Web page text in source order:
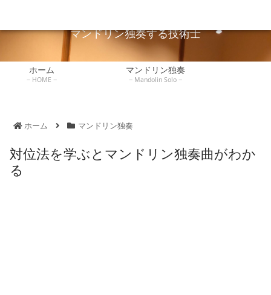
マンドリン独奏する技術士
ホーム
HOME
マンドリン独奏
Mandolin Solo
ホーム マンドリン独奏
対位法を学ぶとマンドリン独奏曲がわか
る